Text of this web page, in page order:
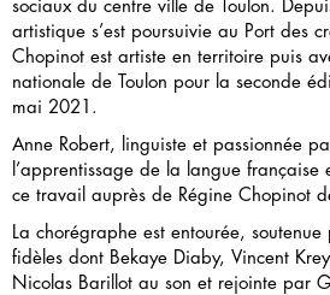
sociaux du centre ville de Toulon.
artistique s’est poursuivie au Port des
Chopinot est artiste en territoire puis
nationale de Toulon pour la seconde
mai 2021.
Anne Robert, linguiste et passionnée
l’apprentissage de la langue française
ce travail auprès de Régine Chopinot
La chorégraphe est entourée,
fidèles dont Bekaye Diaby, Vincent
Nicolas Barillot au son et rejointe par